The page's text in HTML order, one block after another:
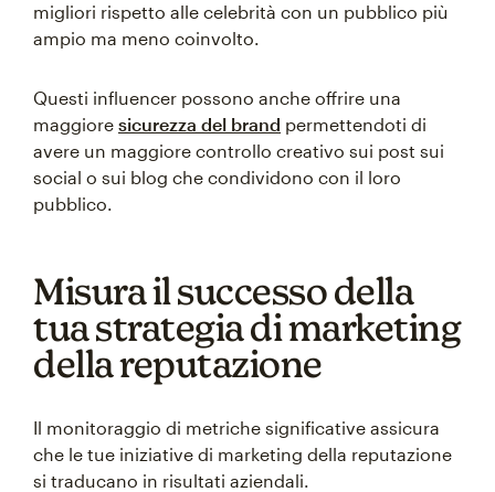
migliori rispetto alle celebrità con un pubblico più
ampio ma meno coinvolto.
Questi influencer possono anche offrire una
maggiore sicurezza del brand permettendoti di
avere un maggiore controllo creativo sui post sui
social o sui blog che condividono con il loro
pubblico.
Misura il successo della
tua strategia di marketing
della reputazione
Il monitoraggio di metriche significative assicura
che le tue iniziative di marketing della reputazione
si traducano in risultati aziendali.